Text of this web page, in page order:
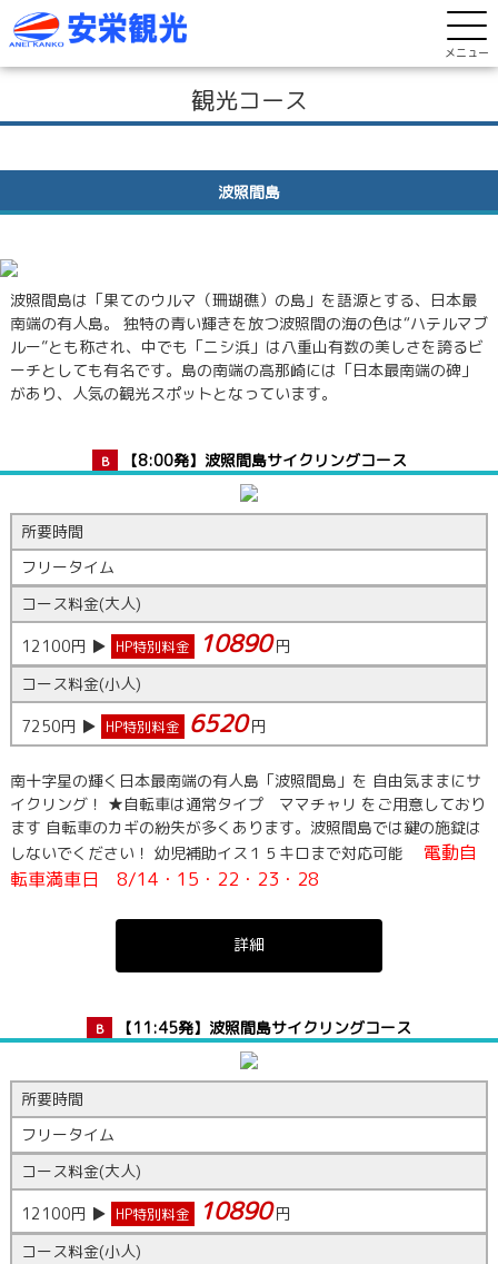
メニュー
観光コース
波照間島
波照間島は「果てのウルマ（珊瑚礁）の島」を語源とする、日本最
南端の有人島。 独特の青い輝きを放つ波照間の海の色は“ハテルマブ
ルー”とも称され、中でも「ニシ浜」は八重山有数の美しさを誇るビ
ーチとしても有名です。島の南端の高那崎には「日本最南端の碑」
があり、人気の観光スポットとなっています。
B 【8:00発】波照間島サイクリングコース
所要時間
フリータイム
コース料金(大人)
12100円 ▶ HP特別料金 10890 円
コース料金(小人)
7250円 ▶ HP特別料金 6520 円
南十字星の輝く日本最南端の有人島「波照間島」を 自由気ままにサ
イクリング！ ★自転車は通常タイプ ママチャリ をご用意しており
ます 自転車のカギの紛失が多くあります。波照間島では鍵の施錠は
しないでください！ 幼児補助イス１５キロまで対応可能 電動自
転車満車日 8/14・15・22・23・28
詳細
B 【11:45発】波照間島サイクリングコース
所要時間
フリータイム
コース料金(大人)
12100円 ▶ HP特別料金 10890 円
コース料金(小人)